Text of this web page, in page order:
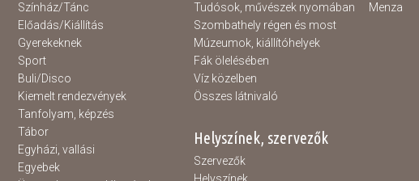
Színház/Tánc
Előadás/Kiállítás
Gyerekeknek
Sport
Buli/Disco
Kiemelt rendezvények
Tanfolyam, képzés
Tábor
Egyházi, vallási
Egyebek
Tudósok, művészek nyomában
Szombathely régen és most
Múzeumok, kiállítóhelyek
Fák ölelésében
Víz közelben
Összes látnivaló
Menza
Helyszínek, szervezők
Szervezők